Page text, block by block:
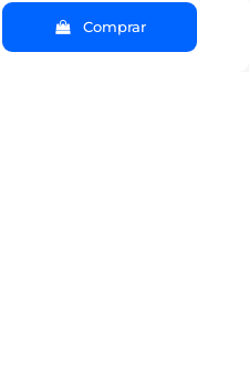
Comprar
Política de cookies |
Aviso legal y